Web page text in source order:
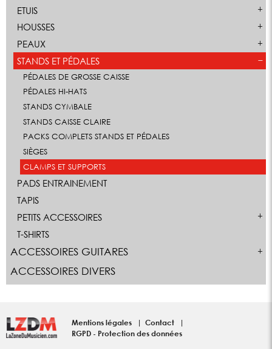
ETUIS
HOUSSES
PEAUX
STANDS ET PÉDALES
PÉDALES DE GROSSE CAISSE
PÉDALES HI-HATS
STANDS CYMBALE
STANDS CAISSE CLAIRE
PACKS COMPLETS STANDS ET PÉDALES
SIÈGES
CLAMPS ET SUPPORTS
PADS ENTRAINEMENT
TAPIS
PETITS ACCESSOIRES
T-SHIRTS
ACCESSOIRES GUITARES
ACCESSOIRES DIVERS
Mentions légales
Contact
RGPD - Protection des données